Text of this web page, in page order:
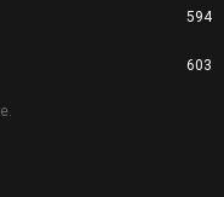
594
603